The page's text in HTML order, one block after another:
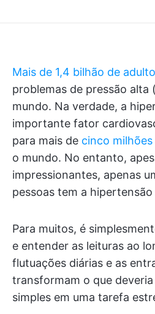
Mais de 1,4 bilhão de
problemas de pressão alta
mundo. Na verdade, a
importante fator
para mais de cinco
o mundo. No entanto,
impressionantes, apenas
pessoas tem a
Para muitos, é
e entender as leituras ao
flutuações diárias e as
transformam o que
simples em uma tarefa